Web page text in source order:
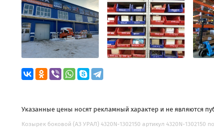
Указанные цены носят рекламный характер и не являются
Козырек боковой (АЗ УРАЛ) 4320N-1302150 артикул 4320N-1302150